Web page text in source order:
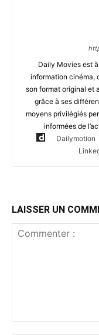
Daily Movies est
information cinéma,
son format original et
grâce à ses
moyens privilégiés
informées de
Dailymotion
LAISSER UN